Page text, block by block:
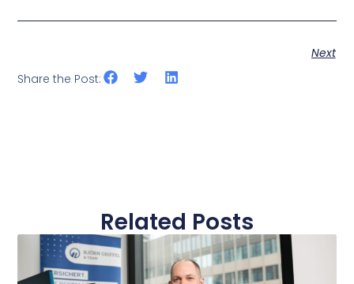
Next
Share the Post:
Related Posts